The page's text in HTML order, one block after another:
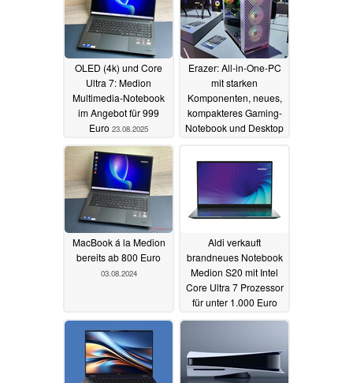
OLED (4k) und Core
Ultra 7: Medion
Multimedia-Notebook
im Angebot für 999
Euro 23.08.2025
Erazer: All-in-One-PC
mit starken
Komponenten, neues,
kompakteres Gaming-
Notebook und Desktop
Wasserkühlung
22.08.2024
MacBook á la Medion
bereits ab 800 Euro
03.08.2024
Aldi verkauft
brandneues Notebook
Medion S20 mit Intel
Core Ultra 7 Prozessor
für unter 1.000 Euro
23.06.2024